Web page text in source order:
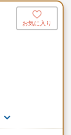
お気に入り